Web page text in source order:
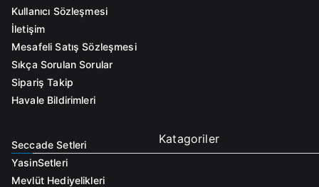
Kullanıcı Sözleşmesi
İletişim
Mesafeli Satış Sözleşmesi
Sıkça Sorulan Sorular
Sipariş Takip
Havale Bildirimleri
Katagoriler
Seccade Setleri
YasinSetleri
Mevlüt Hediyelikleri